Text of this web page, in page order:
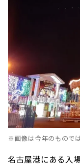
※画像は今年のもので
名古屋港にある入